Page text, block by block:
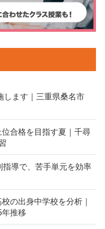
します｜三重県桑名市
位合格を目指す夏｜千尋
指導で、苦手単元を効率
の出身中学校を分析｜
推移